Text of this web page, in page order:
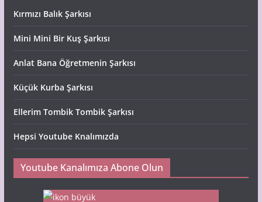
Kırmızı Balık Şarkısı
Mini Mini Bir Kuş Şarkısı
Anlat Bana Öğretmenin Şarkısı
Küçük Kurba Şarkısı
Ellerim Tombik Tombik Şarkısı
Hepsi Youtube Knalımızda
Youtube Kanalımıza Abone Olun